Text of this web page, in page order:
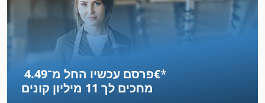
פרסם עכשיו החל מ־‏4.49 ‏€*
מחכים לך 11 מיליון קונים